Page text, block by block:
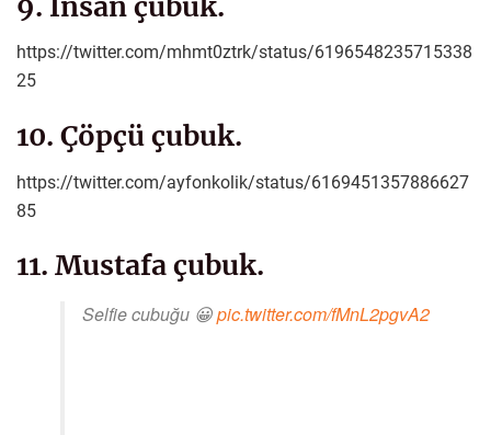
https://twitter.com/mhmt0ztrk/status/6196548235715338
25
10. Çöpçü çubuk.
https://twitter.com/ayfonkolik/status/6169451357886627
85
11. Mustafa çubuk.
Selfie cubuğu 😀pic.twitter.com/fMnL2pgvA2